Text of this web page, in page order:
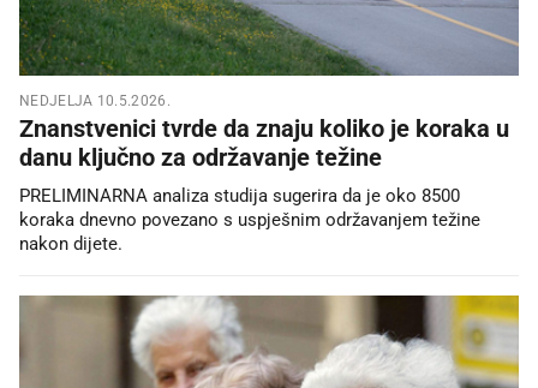
NEDJELJA 10.5.2026.
Znanstvenici tvrde da znaju koliko je koraka u
danu ključno za održavanje težine
PRELIMINARNA analiza studija sugerira da je oko 8500
koraka dnevno povezano s uspješnim održavanjem težine
nakon dijete.